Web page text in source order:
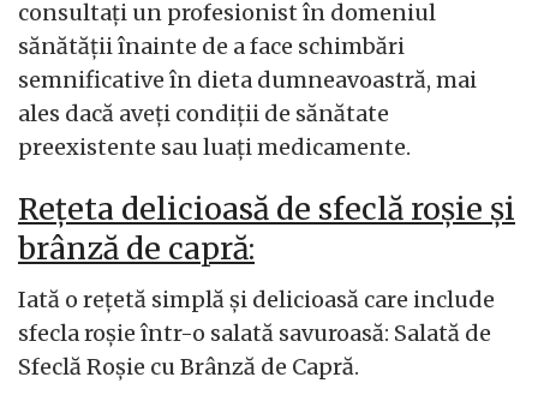
consultați un profesionist în domeniul
sănătății înainte de a face schimbări
semnificative în dieta dumneavoastră, mai
ales dacă aveți condiții de sănătate
preexistente sau luați medicamente.
Rețeta delicioasă de sfeclă roșie și
brânză de capră:
Iată o rețetă simplă și delicioasă care include
sfecla roșie într-o salată savuroasă: Salată de
Sfeclă Roșie cu Brânză de Capră.